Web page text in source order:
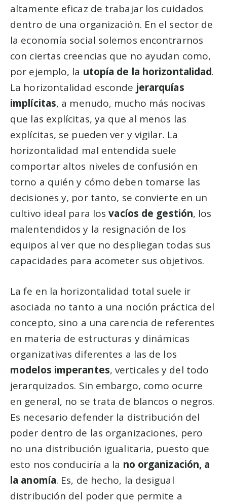
altamente eficaz de trabajar los cuidados
dentro de una organización. En el sector de
la economía social solemos encontrarnos
con ciertas creencias que no ayudan como,
por ejemplo, la utopía de la horizontalidad.
La horizontalidad esconde jerarquías
implícitas, a menudo, mucho más nocivas
que las explícitas, ya que al menos las
explícitas, se pueden ver y vigilar. La
horizontalidad mal entendida suele
comportar altos niveles de confusión en
torno a quién y cómo deben tomarse las
decisiones y, por tanto, se convierte en un
cultivo ideal para losvacíos de gestión, los
malentendidos y la resignación de los
equipos al ver que no despliegan todas sus
capacidades para acometer sus objetivos.
La fe en la horizontalidad total suele ir
asociada no tanto a una noción práctica del
concepto, sino a una carencia de referentes
en materia de estructuras y dinámicas
organizativas diferentes a las de los
modelos imperantes, verticales y del todo
jerarquizados. Sin embargo, como ocurre
en general, no se trata de blancos o negros.
Es necesario defender la distribución del
poder dentro de las organizaciones, pero
no una distribución igualitaria, puesto que
esto nos conduciría a la no organización, a
la anomía. Es, de hecho, la desigual
distribución del poder que permite a